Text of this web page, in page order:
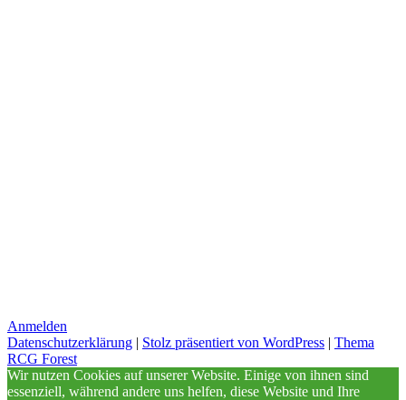
Anmelden
Datenschutzerklärung | Stolz präsentiert von WordPress | Thema
RCG Forest
Wir nutzen Cookies auf unserer Website. Einige von ihnen sind
essenziell, während andere uns helfen, diese Website und Ihre